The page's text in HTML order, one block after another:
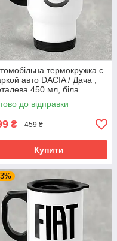
термокружка с
авто DACIA / Дача ,
450 мл, біла
до відправки
₴ 459 ₴
Купити